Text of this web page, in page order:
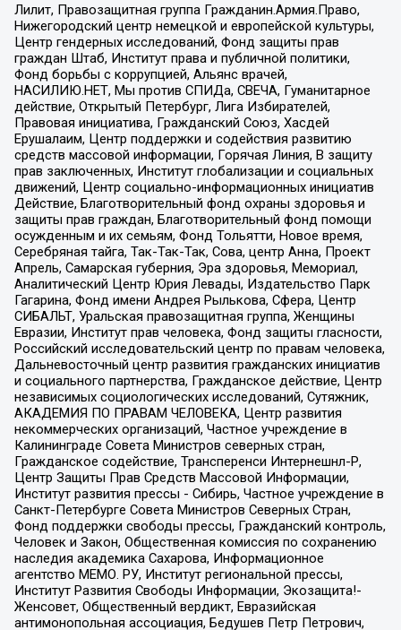
Лилит, Правозащитная группа Гражданин.Армия.Право,
Нижегородский центр немецкой и европейской культуры,
Центр гендерных исследований, Фонд защиты прав
граждан Штаб, Институт права и публичной политики,
Фонд борьбы с коррупцией, Альянс врачей,
НАСИЛИЮ.НЕТ, Мы против СПИДа, СВЕЧА, Гуманитарное
действие, Открытый Петербург, Лига Избирателей,
Правовая инициатива, Гражданский Союз, Хасдей
Ерушалаим, Центр поддержки и содействия развитию
средств массовой информации, Горячая Линия, В защиту
прав заключенных, Институт глобализации и социальных
движений, Центр социально-информационных инициатив
Действие, Благотворительный фонд охраны здоровья и
защиты прав граждан, Благотворительный фонд помощи
осужденным и их семьям, Фонд Тольятти, Новое время,
Серебряная тайга, Так-Так-Так, Сова, центр Анна, Проект
Апрель, Самарская губерния, Эра здоровья, Мемориал,
Аналитический Центр Юрия Левады, Издательство Парк
Гагарина, Фонд имени Андрея Рылькова, Сфера, Центр
СИБАЛЬТ, Уральская правозащитная группа, Женщины
Евразии, Институт прав человека, Фонд защиты гласности,
Российский исследовательский центр по правам человека,
Дальневосточный центр развития гражданских инициатив
и социального партнерства, Гражданское действие, Центр
независимых социологических исследований, Сутяжник,
АКАДЕМИЯ ПО ПРАВАМ ЧЕЛОВЕКА, Центр развития
некоммерческих организаций, Частное учреждение в
Калининграде Совета Министров северных стран,
Гражданское содействие, Трансперенси Интернешнл-Р,
Центр Защиты Прав Средств Массовой Информации,
Институт развития прессы - Сибирь, Частное учреждение в
Санкт-Петербурге Совета Министров Северных Стран,
Фонд поддержки свободы прессы, Гражданский контроль,
Человек и Закон, Общественная комиссия по сохранению
наследия академика Сахарова, Информационное
агентство МЕМО. РУ, Институт региональной прессы,
Институт Развития Свободы Информации, Экозащита!-
Женсовет, Общественный вердикт, Евразийская
антимонопольная ассоциация, Бедушев Петр Петрович,